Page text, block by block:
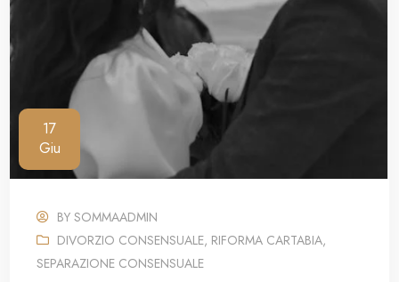
17
Giu
BYSOMMAADMIN
DIVORZIO CONSENSUALE, RIFORMA CARTABIA,
SEPARAZIONE CONSENSUALE